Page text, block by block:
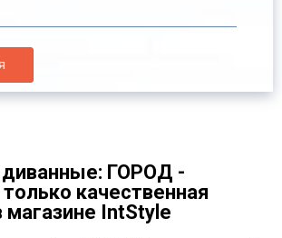
ГОРОД -
качественная
магазине IntStyle